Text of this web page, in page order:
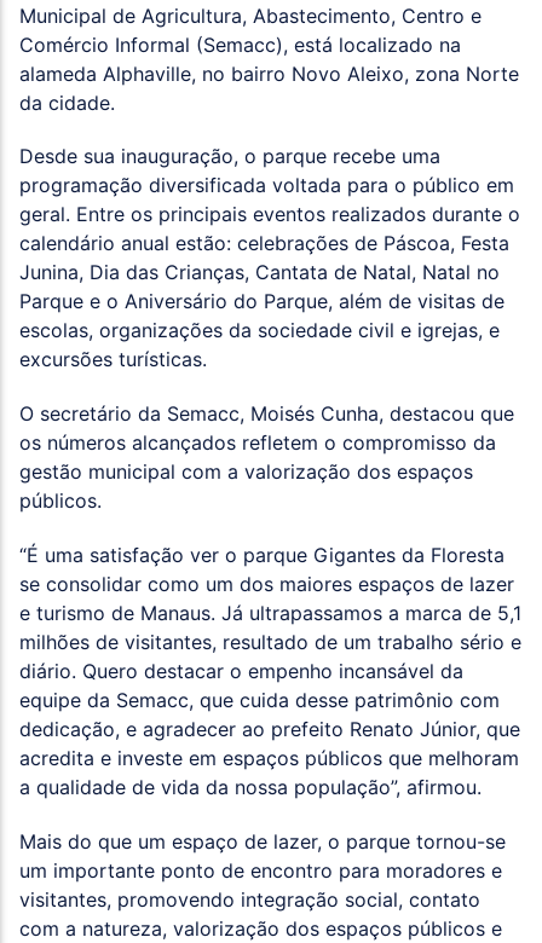
Municipal de Agricultura, Abastecimento, Centro e
Comércio Informal (Semacc), está localizado na
alameda Alphaville, no bairro Novo Aleixo, zona Norte
da cidade.
Desde sua inauguração, o parque recebe uma
programação diversificada voltada para o público em
geral. Entre os principais eventos realizados durante o
calendário anual estão: celebrações de Páscoa, Festa
Junina, Dia das Crianças, Cantata de Natal, Natal no
Parque e o Aniversário do Parque, além de visitas de
escolas, organizações da sociedade civil e igrejas, e
excursões turísticas.
O secretário da Semacc, Moisés Cunha, destacou que
os números alcançados refletem o compromisso da
gestão municipal com a valorização dos espaços
públicos.
“É uma satisfação ver o parque Gigantes da Floresta
se consolidar como um dos maiores espaços de lazer
e turismo de Manaus. Já ultrapassamos a marca de 5,1
milhões de visitantes, resultado de um trabalho sério e
diário. Quero destacar o empenho incansável da
equipe da Semacc, que cuida desse patrimônio com
dedicação, e agradecer ao prefeito Renato Júnior, que
acredita e investe em espaços públicos que melhoram
a qualidade de vida da nossa população”, afirmou.
Mais do que um espaço de lazer, o parque tornou-se
um importante ponto de encontro para moradores e
visitantes, promovendo integração social, contato
com a natureza, valorização dos espaços públicos e